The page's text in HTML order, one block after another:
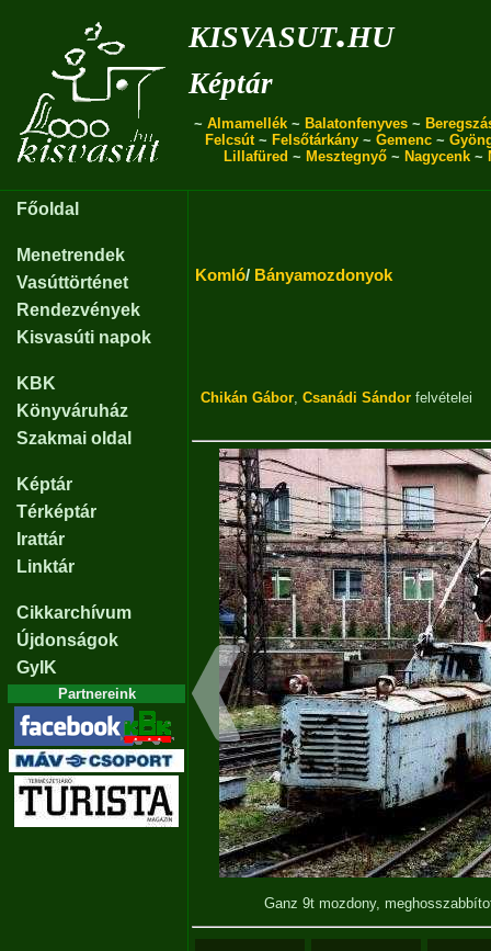
kisvasut.hu
Képtár
~ Almamellék ~ Balatonfenyves ~
Felcsút~ Felsőtárkány ~ Gemenc ~
Lillafüred ~ Mesztegnyő~ Nagycenk~
Főoldal
Menetrendek
Vasúttörténet
Rendezvények
Kisvasúti napok
KBK
Könyváruház
Szakmai oldal
Képtár
Térképtár
Irattár
Linktár
Cikkarchívum
Újdonságok
GyIK
Partnereink
Komló/ Bányamozdonyok
Chikán Gábor, Csanádi Sándor felvételei
Ganz 9t mozdony,